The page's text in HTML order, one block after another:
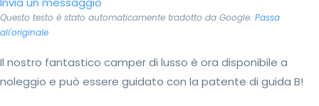
Questo testo è stato automaticamente tradotto da Google. Passa
all'originale
Il nostro fantastico camper di lusso è ora disponibile a
noleggio e può essere guidato con la patente di guida B!